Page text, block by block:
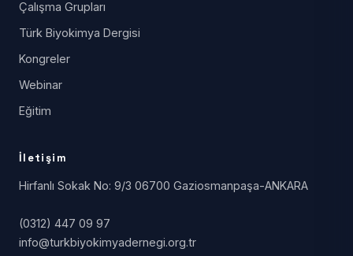
Çalışma Grupları
Türk Biyokimya Dergisi
Kongreler
Webinar
Eğitim
İletişim
Hirfanlı Sokak No: 9/3 06700 Gaziosmanpaşa-ANKARA
(0312) 447 09 97
info@turkbiyokimyadernegi.org.tr